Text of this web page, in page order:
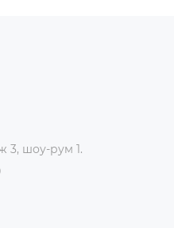
3, шоу-рум 1.